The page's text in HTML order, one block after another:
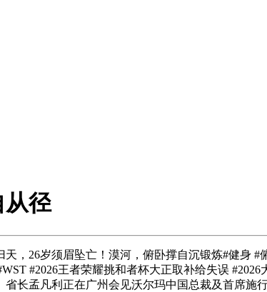
从径
26岁须眉坠亡！漠河，俯卧撑自沉锻炼#健身 #
#2026王者荣耀挑和者杯大正取补给失误
长孟凡利正在广州会见沃尔玛中国总裁及首席施